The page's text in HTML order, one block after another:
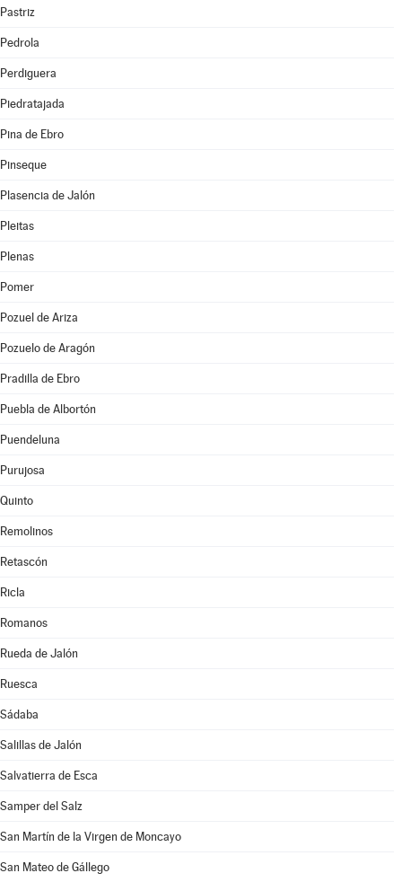
Pastriz
Pedrola
Perdiguera
Piedratajada
Pina de Ebro
Pinseque
Plasencia de Jalón
Pleitas
Plenas
Pomer
Pozuel de Ariza
Pozuelo de Aragón
Pradilla de Ebro
Puebla de Albortón
Puendeluna
Purujosa
Quinto
Remolinos
Retascón
Ricla
Romanos
Rueda de Jalón
Ruesca
Sádaba
Salillas de Jalón
Salvatierra de Esca
Samper del Salz
San Martín de la Virgen de Moncayo
San Mateo de Gállego